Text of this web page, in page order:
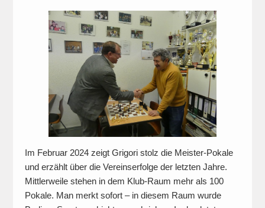
Im Februar 2024 zeigt Grigori stolz die Meister-Pokale
und erzählt über die Vereinserfolge der letzten Jahre.
Mittlerweile stehen in dem Klub-Raum mehr als 100
Pokale. Man merkt sofort – in diesem Raum wurde